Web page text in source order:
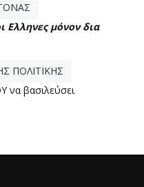
Ελληνες μόνον δια
ΠΟΛΙΤΙΚΗΣ
βασιλεύσει